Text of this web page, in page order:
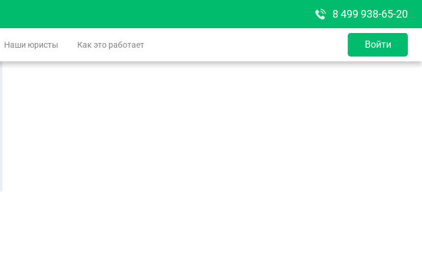
8 499 938-65-20
Наши юристы Как это работает Войти